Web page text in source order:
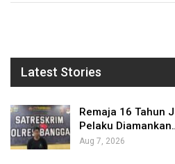
Latest Stories
Remaja 16 Tahun
Pelaku
Aug 7, 2026